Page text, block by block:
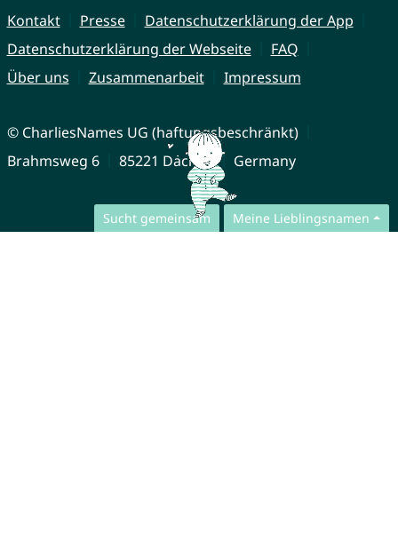
Sucht gemeinsam Meine Lieblingsnamen
Kontakt Presse
Datenschutzerklärung der App
Datenschutzerklärung der Webseite
FAQ
Über uns
Zusammenarbeit Impressum
© CharliesNames UG (haftungsbeschränkt)
Brahmsweg 6
85221 Dachau Germany